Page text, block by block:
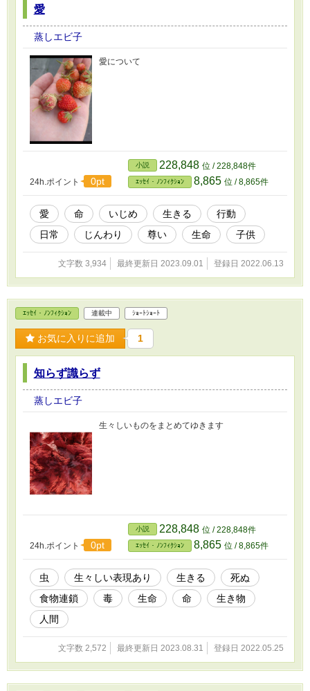
愛
蒸しエビ子
愛について
24h.ポイント 0pt
小説 228,848 位 / 228,848件
ｴｯｾｲ・ﾉﾝﾌｨｸｼｮﾝ 8,865 位 / 8,865件
愛 命 いじめ 生きる
行動
日常
じんわり 尊い 生命 子供
文字数 3,934 最終更新日 2023.09.01 登録日 2022.06.13
ｴｯｾｲ・ﾉﾝﾌｨｸｼｮﾝ 連載中 ｼｮｰﾄｼｮｰﾄ
お気に入りに追加 1
知らず識らず
蒸しエビ子
生々しいものをまとめてゆきます
24h.ポイント 0pt
小説 228,848 位 / 228,848件
ｴｯｾｲ・ﾉﾝﾌｨｸｼｮﾝ 8,865 位 / 8,865件
虫 生々しい表現あり 生きる
死ぬ
食物連鎖
毒 生命 命
生き物
人間
文字数 2,572 最終更新日 2023.08.31 登録日 2022.05.25